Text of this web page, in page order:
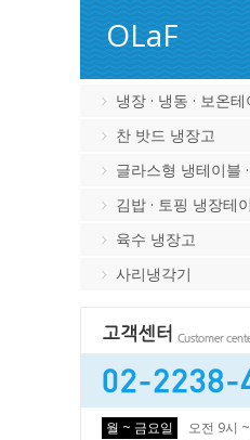
OLaF
냉장 · 냉동 · 보온
찬 밧드 냉장고
글라스형 냉테이블
김밥 · 토핑 냉장테
육수 냉장고
사리냉각기
월 ~ 금요일
오전 9시